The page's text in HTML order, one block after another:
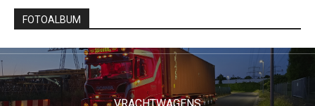
FOTOALBUM